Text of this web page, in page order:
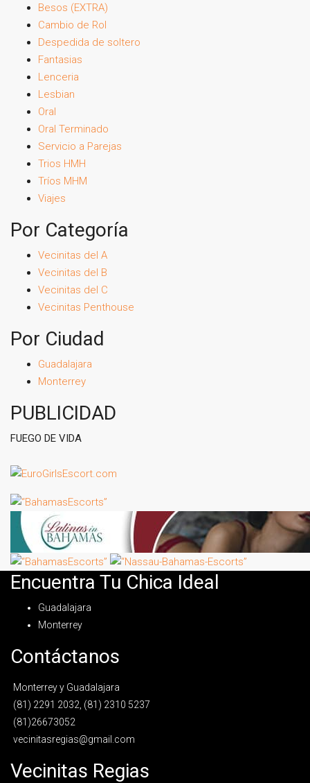
Besos (EXTRA)
Cambio de Rol
Despedida de soltero
Fantasias
Lenceria
Lesbian
Oral
Oral Terminado
Servicio a Parejas
Trios HMH
Tríos MHM
Viajes
Por Categoría
Vecinitas del A
Vecinitas del B
Vecinitas del C
Vecinitas Penthouse
Por Ciudad
Guadalajara
Monterrey
PUBLICIDAD
FUEGO DE VIDA
Encuentra Tu Chica Ideal
Guadalajara
Monterrey
Contáctanos
Monterrey y Guadalajara
(81) 2291 2032, (81) 2310 5237
(81)26673052
vecinitasregias@gmail.com
Vecinitas Regias